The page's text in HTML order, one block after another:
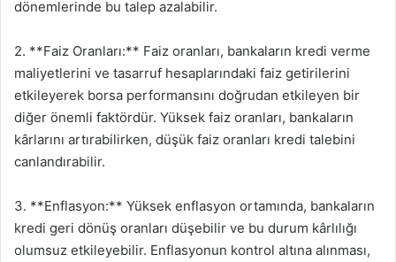
dönemlerinde bu talep azalabilir.
2. **Faiz Oranları:** Faiz oranları, bankaların kredi verme
maliyetlerini ve tasarruf hesaplarındaki faiz getirilerini
etkileyerek borsa performansını doğrudan etkileyen bir
diğer önemli faktördür. Yüksek faiz oranları, bankaların
kârlarını artırabilirken, düşük faiz oranları kredi talebini
canlandırabilir.
3. **Enflasyon:** Yüksek enflasyon ortamında, bankaların
kredi geri dönüş oranları düşebilir ve bu durum kârlılığı
olumsuz etkileyebilir. Enflasyonun kontrol altına alınması,